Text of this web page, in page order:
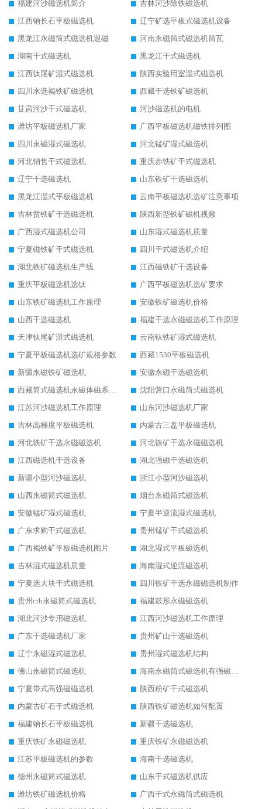
福建河沙磁选机简介
吉林河沙除铁磁选机
江西钠长石平板磁选机
辽宁矿选平板式磁选机设备
黑龙江永磁筒式磁选机退磁
河南永磁筒式磁选机筒瓦
湖南干式磁选机
黑龙江干式磁选机
江西钛尾矿湿式磁选机
陕西实验用室湿式磁选机
四川水选褐铁矿磁选机
西藏干选铁矿磁选机
甘肃河沙干式磁选机
河沙磁选机的电机
潍坊平板磁选机厂家
广西平板磁选机磁铁排列图
四川永磁湿式磁选机
河北锰矿湿式磁选机
河北销售干式磁选机
重庆赤铁矿干式磁选机
辽宁干选磁选机
山东铁矿干选磁选机
黑龙江湿式平板磁选机
云南平板磁选机选矿注意事项
吉林贫铁矿干选磁选机
陕西新型铁矿磁机视频
广西湿式磁选机公司
山东湿式磁选机质量
宁夏磁铁矿干式磁选机
四川干式磁选机介绍
湖北铁矿磁选机生产线
江西磁铁矿干选设备
重庆平板磁选机选钛
广西平板磁选机选矿要求
山东铁矿磁选机工作原理
安徽铁矿磁选机价格
山西干选磁选机
福建干选永磁磁选机工作原理
天津钛尾矿湿式磁选机
云南钛铁矿湿式磁选机
宁夏平板磁选机选矿规格参数
西藏1530平板磁选机
新疆永磁铁矿磁选机
安徽永磁干选磁选机
西藏筒式磁选机永磁体磁系设计
沈阳营口永磁筒式磁选机
江苏河沙磁选机工作原理
山东河沙磁选机厂家
吉林高梯度平板磁选机
内蒙古三盘平板磁选机
河北铁矿干选永磁磁选机
河北铁矿干选永磁磁选机
江西磁选机干选设备
湖北强磁干选磁选机
新疆小型河沙磁选机
浙江小型河沙磁选机
山西永磁筒式磁选机
烟台永磁筒式磁选机
安徽锰矿湿式磁选机
宁夏半逆流湿式磁选机
广东求购干式磁选机
贵州锰矿干式磁选机
广西褐铁矿平板磁选机图片
湖北湿式平板磁选机
吉林湿式磁选机质量
海南湿式逆流磁选机
宁夏选大块干式磁选机
四川铁矿干选永磁磁选机制作
贵州ctb永磁筒式磁选机
福建鼓形永磁磁选机
湖北河沙专用磁选机
江西河沙磁选机工作原理
广东干选磁选机厂家
贵州矿山干选磁选机
辽宁永磁湿式磁选机
贵州湿式磁选机结构
佛山永磁筒式磁选机
海南永磁筒式磁选机有强磁的吗
宁夏带式高强磁磁选机
陕西粉矿干式磁选机
内蒙古矿石干式磁选机
陕西铁矿磁选机如何配置
福建钠长石平板磁选机
新疆干选磁选机
重庆铁矿永磁磁选机
重庆铁矿永磁磁选机
江苏平板磁选机的参数
海南干选磁选机
德州永磁筒式磁选机
山东干式磁选机供应
潍坊铁矿磁选机价格
广西干式永磁筒式磁选机